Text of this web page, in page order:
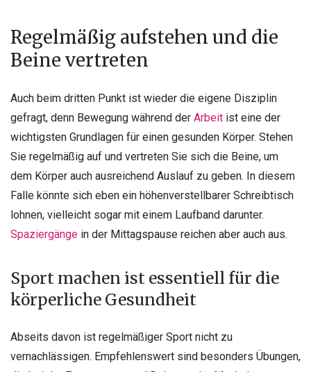
Regelmäßig aufstehen und die
Beine vertreten
Auch beim dritten Punkt ist wieder die eigene Disziplin
gefragt, denn Bewegung während der Arbeit ist eine der
wichtigsten Grundlagen für einen gesunden Körper. Stehen
Sie regelmäßig auf und vertreten Sie sich die Beine, um
dem Körper auch ausreichend Auslauf zu geben. In diesem
Falle könnte sich eben ein höhenverstellbarer Schreibtisch
lohnen, vielleicht sogar mit einem Laufband darunter.
Spaziergänge in der Mittagspause reichen aber auch aus.
Sport machen ist essentiell für die
körperliche Gesundheit
Abseits davon ist regelmäßiger Sport nicht zu
vernachlässigen. Empfehlenswert sind besonders Übungen,